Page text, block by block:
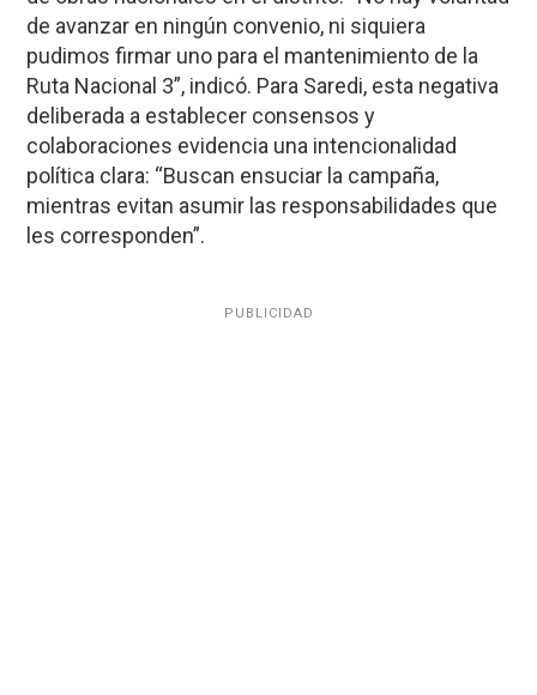
de avanzar en ningún convenio, ni siquiera
pudimos firmar uno para el mantenimiento de la
Ruta Nacional 3”, indicó. Para Saredi, esta negativa
deliberada a establecer consensos y
colaboraciones evidencia una intencionalidad
política clara: “Buscan ensuciar la campaña,
mientras evitan asumir las responsabilidades que
les corresponden”.
PUBLICIDAD